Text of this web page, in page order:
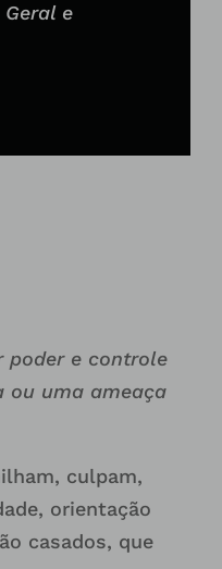
e
poder e controle
ou uma ameaça
culpam,
orientação
casados, que